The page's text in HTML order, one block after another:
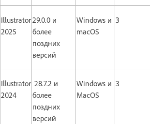
Illustrator
2025
29.0.0 и
более
поздних
версий
Windows и
macOS
3
Illustrator
2024
28.7.2 и
более
поздних
версий
Windows и
MacOS
3